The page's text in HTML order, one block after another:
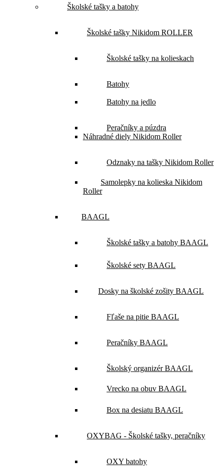
Školské tašky a batohy
Školské tašky Nikidom ROLLER
Školské tašky na kolieskach
Batohy
Batohy na jedlo
Peračníky a púzdra
Náhradné diely Nikidom Roller
Odznaky na tašky Nikidom Roller
Samolepky na kolieska Nikidom
Roller
BAAGL
Školské tašky a batohy BAAGL
Školské sety BAAGL
Dosky na školské zošity BAAGL
Fľaše na pitie BAAGL
Peračníky BAAGL
Školský organizér BAAGL
Vrecko na obuv BAAGL
Box na desiatu BAAGL
OXYBAG - Školské tašky, peračníky
OXY batohy